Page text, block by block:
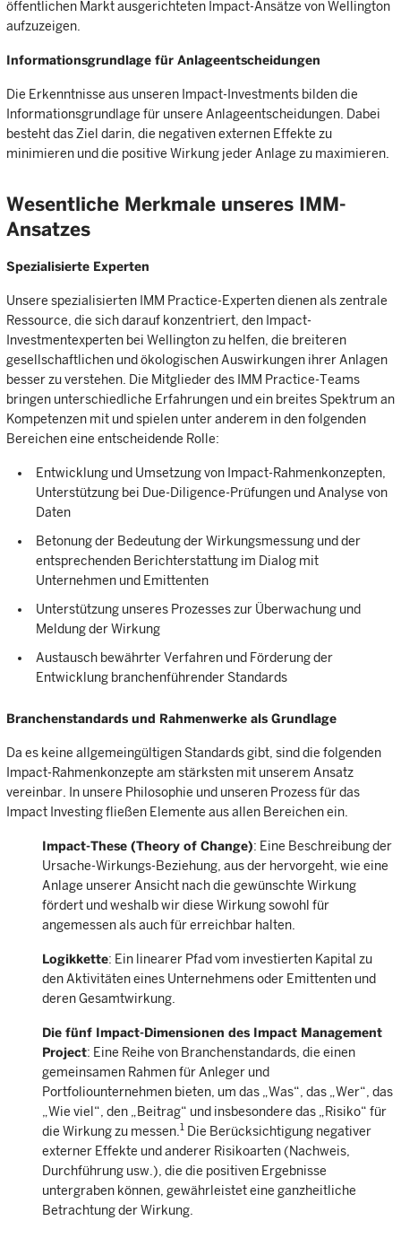
öffentlichen Markt ausgerichteten Impact-Ansätze von Wellington
aufzuzeigen.
Informationsgrundlage für Anlageentscheidungen
Die Erkenntnisse aus unseren Impact-Investments bilden die
Informationsgrundlage für unsere Anlageentscheidungen. Dabei
besteht das Ziel darin, die negativen externen Effekte zu
minimieren und die positive Wirkung jeder Anlage zu maximieren.
Wesentliche Merkmale unseres IMM-
Ansatzes
Spezialisierte Experten
Unsere spezialisierten IMM Practice-Experten dienen als zentrale
Ressource, die sich darauf konzentriert, den Impact-
Investmentexperten bei Wellington zu helfen, die breiteren
gesellschaftlichen und ökologischen Auswirkungen ihrer Anlagen
besser zu verstehen. Die Mitglieder des IMM Practice-Teams
bringen unterschiedliche Erfahrungen und ein breites Spektrum an
Kompetenzen mit und spielen unter anderem in den folgenden
Bereichen eine entscheidende Rolle:
Entwicklung und Umsetzung von Impact-Rahmenkonzepten,
Unterstützung bei Due-Diligence-Prüfungen und Analyse von
Daten
Betonung der Bedeutung der Wirkungsmessung und der
entsprechenden Berichterstattung im Dialog mit
Unternehmen und Emittenten
Unterstützung unseres Prozesses zur Überwachung und
Meldung der Wirkung
Austausch bewährter Verfahren und Förderung der
Entwicklung branchenführender Standards
Branchenstandards und Rahmenwerke als Grundlage
Da es keine allgemeingültigen Standards gibt, sind die folgenden
Impact-Rahmenkonzepte am stärksten mit unserem Ansatz
vereinbar. In unsere Philosophie und unseren Prozess für das
Impact Investing fließen Elemente aus allen Bereichen ein.
Impact-These (Theory of Change): Eine Beschreibung der
Ursache-Wirkungs-Beziehung, aus der hervorgeht, wie eine
Anlage unserer Ansicht nach die gewünschte Wirkung
fördert und weshalb wir diese Wirkung sowohl für
angemessen als auch für erreichbar halten.
Logikkette: Ein linearer Pfad vom investierten Kapital zu
den Aktivitäten eines Unternehmens oder Emittenten und
deren Gesamtwirkung.
Die fünf Impact-Dimensionen des Impact Management
Project: Eine Reihe von Branchenstandards, die einen
gemeinsamen Rahmen für Anleger und
Portfoliounternehmen bieten, um das „Was“, das „Wer“, das
„Wie viel“, den „Beitrag“ und insbesondere das „Risiko“ für
die Wirkung zu messen. 1 Die Berücksichtigung negativer
externer Effekte und anderer Risikoarten (Nachweis,
Durchführung usw.), die die positiven Ergebnisse
untergraben können, gewährleistet eine ganzheitliche
Betrachtung der Wirkung.